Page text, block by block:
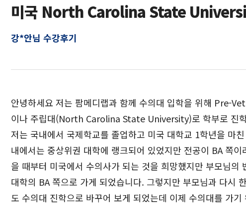
미국 North Carolina State
강*안님 수강후기
안녕하세요 저는 팜메디랩과 함께 수의대 입학을 위해 Pre-
이나 주립대(North Carolina State University)로 학부로 진
저는 국내에서 국제학교를 졸업하고 미국 대학교 1학년을 마
내에서는 중상위권 대학에 랭크되어 있었지만 전공이 BA 쪽
을 때부터 미국에서 수의사가 되는 것을 희망했지만 부모님의
대학의 BA 쪽으로 가게 되었습니다. 그렇지만 부모님과 다시
도 수의대 진학으로 바꾸어 보게 되었는데 이제 수의대를 가